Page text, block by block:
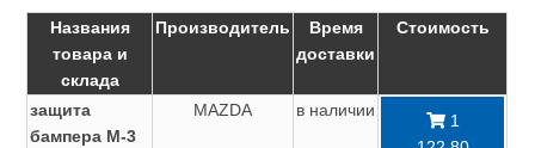
Названия
товара и
склада
Производитель
Время
доставки
Стоимость
защита
бампера M-3
MAZDA в наличии
1